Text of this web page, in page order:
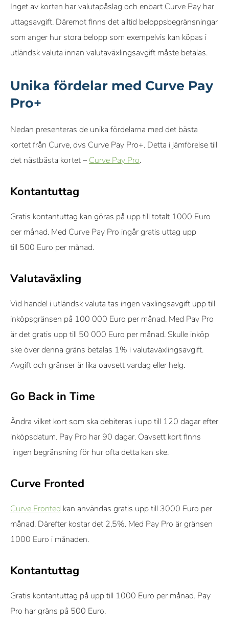
Inget av korten har valutapåslag och enbart Curve Pay har
uttagsavgift. Däremot finns det alltid beloppsbegränsningar
som anger hur stora belopp som exempelvis kan köpas i
utländsk valuta innan valutaväxlingsavgift måste betalas.
Unika fördelar med Curve Pay
Pro+
Nedan presenteras de unika fördelarna med det bästa
kortet från Curve, dvs Curve Pay Pro+. Detta i jämförelse till
det nästbästa kortet – Curve Pay Pro.
Kontantuttag
Gratis kontantuttag kan göras på upp till totalt 1000 Euro
per månad. Med Curve Pay Pro ingår gratis uttag upp
till 500 Euro per månad.
Valutaväxling
Vid handel i utländsk valuta tas ingen växlingsavgift upp till
inköpsgränsen på 100 000 Euro per månad. Med Pay Pro
är det gratis upp till 50 000 Euro per månad. Skulle inköp
ske över denna gräns betalas 1% i valutaväxlingsavgift.
Avgift och gränser är lika oavsett vardag eller helg.
Go Back in Time
Ändra vilket kort som ska debiteras i upp till 120 dagar efter
inköpsdatum. Pay Pro har 90 dagar. Oavsett kort finns
ingen begränsning för hur ofta detta kan ske.
Curve Fronted
Curve Fronted kan användas gratis upp till 3000 Euro per
månad. Därefter kostar det 2,5%. Med Pay Pro är gränsen
1000 Euro i månaden.
Kontantuttag
Gratis kontantuttag på upp till 1000 Euro per månad. Pay
Pro har gräns på 500 Euro.